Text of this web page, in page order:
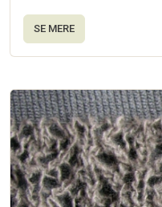
SE MERE